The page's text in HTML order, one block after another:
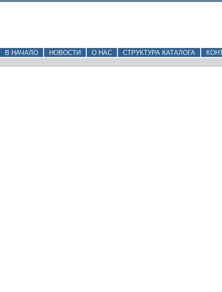
В НАЧАЛО НОВОСТИ О НАС СТРУКТУРА КАТАЛОГА